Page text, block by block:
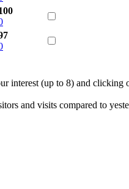
interest (up to 8) and clicking
and visits compared to